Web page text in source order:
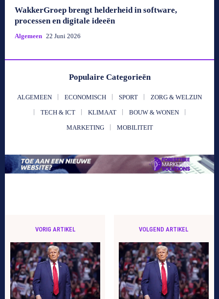
WakkerGroep brengt helderheid in software,
processen en digitale ideeën
Algemeen 22 Juni 2026
Populaire Categorieën
ALGEMEEN ECONOMISCH SPORT ZORG & WELZIJN
TECH & ICT KLIMAAT BOUW & WONEN
MARKETING MOBILITEIT
VORIG ARTIKEL VOLGEND ARTIKEL